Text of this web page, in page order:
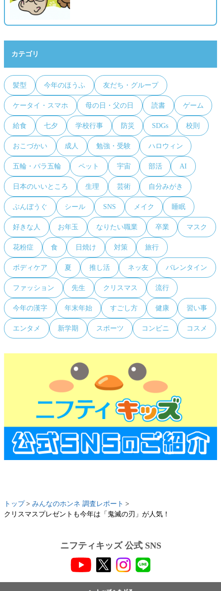
カテゴリ
髪型 今年のほうふ 友だち・グループ
ケータイ・スマホ 母の日・父の日 読書 ゲーム
給食 七夕 学校行事 防災 SDGs 校則
おこづかい 成人 勉強・受験 ハロウィン
五輪・パラ五輪 ペット 宇宙 部活 AI
日本のいいところ 生理 芸術 自分みがき
ぶんぼうぐ シール SNS メイク 睡眠
好きな人 お年玉 なりたい職業 卒業 マスク
花粉症 食 日焼け 対策 旅行
ボディケア 夏 推し活 ネッ友 バレンタイン
ファッション 先生 クリスマス 流行
今年の漢字 年末年始 すごし方 健康 習い事
エンタメ 新学期 スポーツ コンビニ コスメ
トップ
みんなのホンネ 調査レポート
クリスマスプレゼントも今年は「鬼滅の刃」が人気！
ニフティキッズ 公式 SNS